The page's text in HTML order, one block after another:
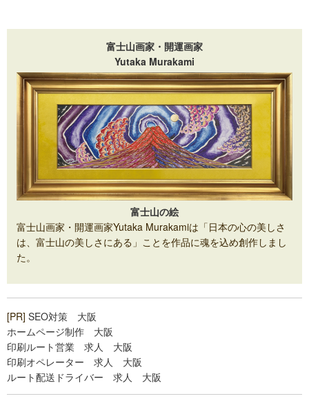
富士山画家・開運画家
Yutaka Murakami
富士山の絵
富士山画家・開運画家Yutaka Murakamiは「日本の心の美しさ
は、富士山の美しさにある」ことを作品に魂を込め創作しまし
た。
[PR] SEO対策 大阪
ホームページ制作 大阪
印刷ルート営業 求人 大阪
印刷オペレーター 求人 大阪
ルート配送ドライバー 求人 大阪